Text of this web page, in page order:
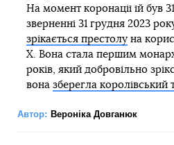
На момент коронації їй був
зверненні 31 грудня 2023
зрікається престолуна
Х. Вона стала першим
років, який добровільно
вона зберегла королівський
Автор: Вероніка Довганюк